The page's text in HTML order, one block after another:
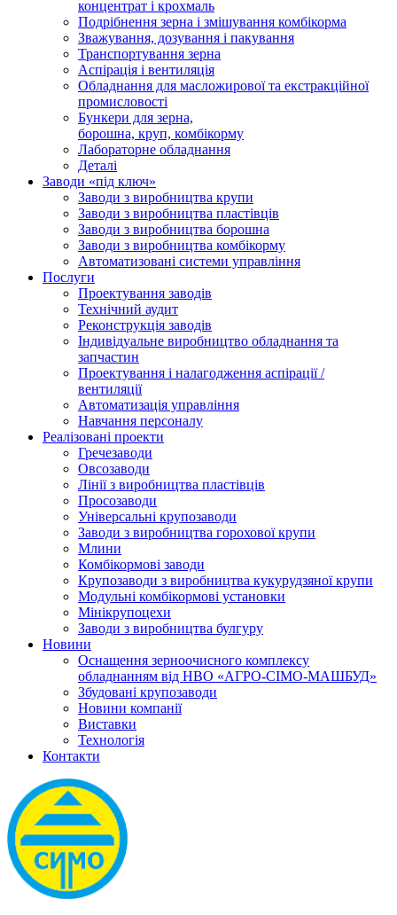
концентрат і крохмаль
Подрібнення зерна і змішування комбікорма
Зважування, дозування і пакування
Транспортування зерна
Аспірація і вентиляція
Обладнання для масложирової та екстракційної
промисловості
Бункери для зерна,
борошна, круп, комбікорму
Лабораторне обладнання
Деталі
Заводи «під ключ»
Заводи з виробництва крупи
Заводи з виробництва пластівців
Заводи з виробництва борошна
Заводи з виробництва комбікорму
Автоматизовані системи управління
Послуги
Проектування заводів
Технічний аудит
Реконструкція заводів
Індивідуальне виробництво обладнання та
запчастин
Проектування і налагодження аспірації /
вентиляції
Автоматизація управління
Навчання персоналу
Реалізовані проекти
Гречезаводи
Овсозаводи
Лінії з виробництва пластівців
Просозаводи
Універсальні крупозаводи
Заводи з виробництва горохової крупи
Млини
Комбікормові заводи
Крупозаводи з виробництва кукурудзяної крупи
Модульні комбікормові установки
Мінікрупоцехи
Заводи з виробництва булгуру
Новини
Оснащення зерноочисного комплексу
обладнанням від НВО «АГРО-СІМО-МАШБУД»
Збудовані крупозаводи
Новини компанії
Виставки
Технологія
Контакти